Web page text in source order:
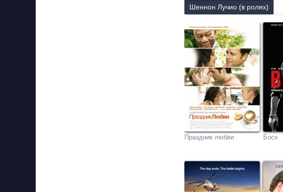
Шеннон Лучио (в ролях)
Праздник любви Босх